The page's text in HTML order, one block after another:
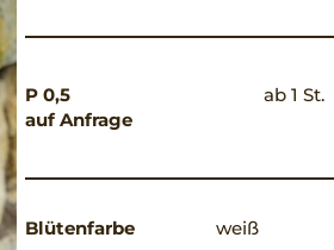
P 0,5
auf Anfrage
ab 1 St.
Blütenfarbe
weiß